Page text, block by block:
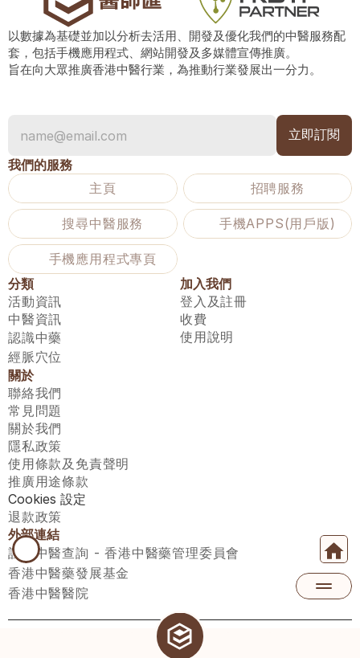
以數據為基礎並加以分析去活用、開發及優化我們的中醫服務配
套，包括手機應用程式、網站開發及多媒體宣傳推廣。
旨在向大眾推廣香港中醫行業，為推動行業發展出一分力。
我們的服務
主頁
招聘服務
搜尋中醫服務 手機APPS(用戶版)
手機應用程式專頁
分類
活動資訊
中醫資訊
認識中藥
經脈穴位
加入我們
登入及註冊
收費
使用說明
關於
聯絡我們
常見問題
關於我們
隱私政策
使用條款及免責聲明
推廣用途條款
Cookies 設定
退款政策
外部連結
註冊中醫查詢 - 香港中醫藥管理委員會
香港中醫藥發展基金
香港中醫醫院
醫師匯有限公司 ECWAY LIMITED Copyright 2026© All rights